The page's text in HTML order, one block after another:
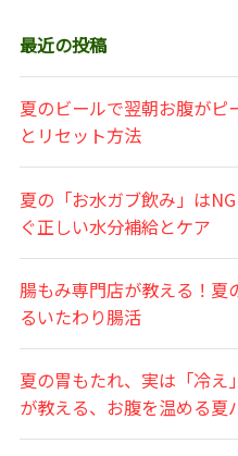
最近の投稿
夏のビールで翌朝お腹が
とリセット方法
夏の「お水ガブ飲み」は
ぐ正しい水分補給とケア
腸もみ専門店が教える！夏
るいたわり腸活
夏の胃もたれ、実は「冷
が教える、お腹を温める夏